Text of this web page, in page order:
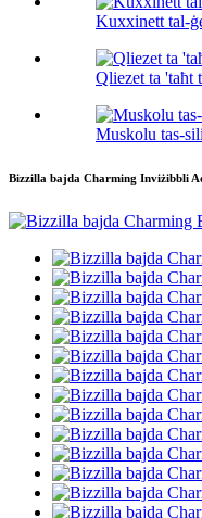
Kuxxinett tal-
Qliezet ta 'taħt
Muskolu tas-
Bizzilla bajda Charming Inviżibbli